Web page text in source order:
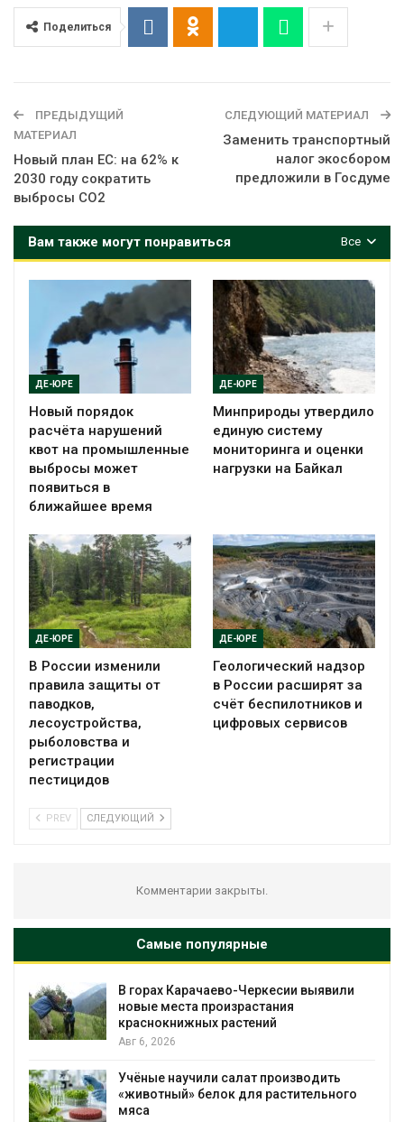
Поделиться
ПРЕДЫДУЩИЙ
МАТЕРИАЛ
Новый план ЕС: на 62% к
2030 году сократить
выбросы CO2
СЛЕДУЮЩИЙ МАТЕРИАЛ
Заменить транспортный
налог экосбором
предложили в Госдуме
Все
Вам также могут понравиться
ДЕ-ЮРЕ
Новый порядок
расчёта нарушений
квот на промышленные
выбросы может
появиться в
ближайшее время
ДЕ-ЮРЕ
Минприроды утвердило
единую систему
мониторинга и оценки
нагрузки на Байкал
ДЕ-ЮРЕ
В России изменили
правила защиты от
паводков,
лесоустройства,
рыболовства и
регистрации
пестицидов
ДЕ-ЮРЕ
Геологический надзор
в России расширят за
счёт беспилотников и
цифровых сервисов
PREV СЛЕДУЮЩИЙ
Комментарии закрыты.
Самые популярные
В горах Карачаево-Черкесии выявили
новые места произрастания
краснокнижных растений
Авг 6, 2026
Учёные научили салат производить
«животный» белок для растительного
мяса